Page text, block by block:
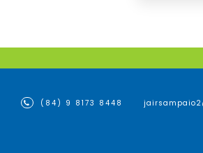
(84) 9 8173 8448